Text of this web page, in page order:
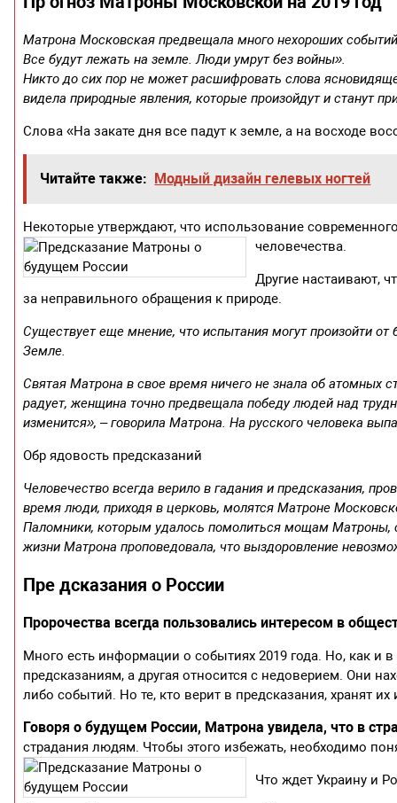
Матрона Московская предвещала много нехороших
Все будут лежать на земле. Люди умрут без войны».
Никто до сих пор не может расшифровать слова
видела природные явления, которые произойдут и станут
Слова «На закате дня все падут к земле, а на восходе
Читайте также: Модный дизайн гелевых ногтей
Некоторые утверждают, что использование
человечества.
Другие настаивают,
за неправильного обращения к природе.
Существует еще мнение, что испытания могут произойти
Земле.
Святая Матрона в свое время ничего не знала об атомных
радует, женщина точно предвещала победу людей над
изменится», – говорила Матрона. На русского человека
Обр ядовость предсказаний
Человечество всегда верило в гадания и предсказания,
время люди, приходя в церковь, молятся Матроне
Паломники, которым удалось помолиться мощам Матроны,
жизни Матрона проповедовала, что выздоровление
Пре дсказания о России
Пророчества всегда пользовались интересом в
Много есть информации о событиях 2019 года. Но, как и
предсказаниям, а другая относится с недоверием. Они
либо событий. Но те, кто верит в предсказания, хранят
Говоря о будущем России, Матрона увидела, что в
страдания людям. Чтобы этого избежать, необходимо
Что ждет Украину и